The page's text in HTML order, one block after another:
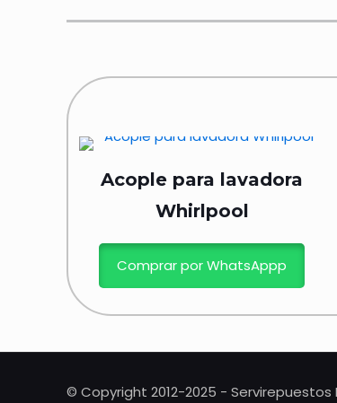
Acople para lavadora
Whirlpool
Comprar por WhatsAppp
© Copyright 2012-2025 - Servirepuestos